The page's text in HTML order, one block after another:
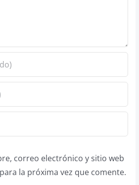
correo electrónico y sitio web
la próxima vez que comente.